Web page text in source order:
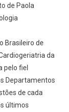
de Paola
Brasileiro de
da
pelo fiel
Departamentos
de cada
últimos